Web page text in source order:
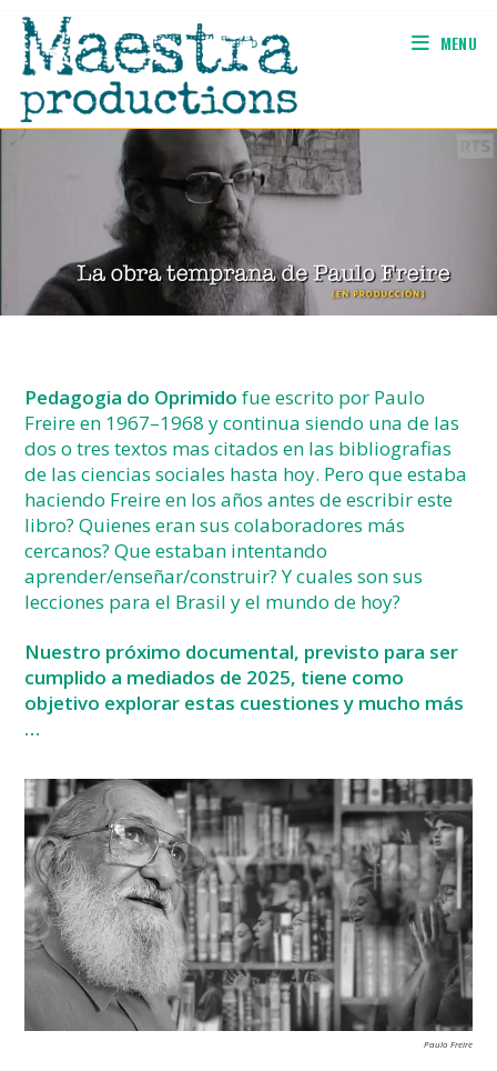
Skip
content
MENU
Pedagogia do Oprimido fue escrito por Paulo
Freire en 1967–1968 y continua siendo una de las
dos o tres textos mas citados en las bibliografias
de las ciencias sociales hasta hoy. Pero que estaba
haciendo Freire en los años antes de escribir este
libro? Quienes eran sus colaboradores más
cercanos? Que estaban intentando
aprender/enseñar/construir? Y cuales son sus
lecciones para el Brasil y el mundo de hoy?
Nuestro próximo documental, previsto para ser
cumplido a mediados de 2025, tiene como
objetivo explorar estas cuestiones y mucho más
…
Paulo Freire